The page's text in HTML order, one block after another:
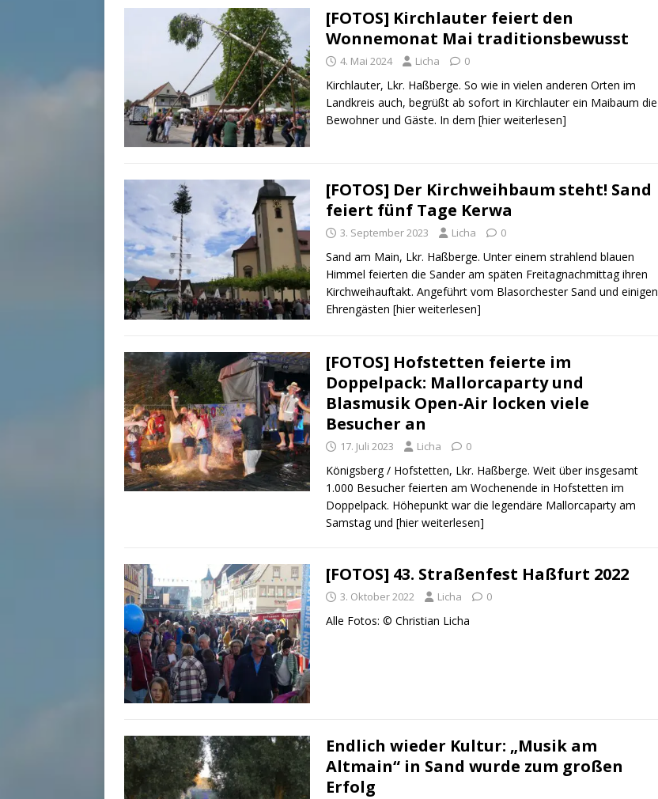
[FOTOS] Kirchlauter feiert den
Wonnemonat Mai traditionsbewusst
4. Mai 2024 Licha 0
Kirchlauter, Lkr. Haßberge. So wie in vielen anderen Orten im
Landkreis auch, begrüßt ab sofort in Kirchlauter ein Maibaum die
Bewohner und Gäste. In dem [hier weiterlesen]
[FOTOS] Der Kirchweihbaum steht! Sand
feiert fünf Tage Kerwa
3. September 2023 Licha 0
Sand am Main, Lkr. Haßberge. Unter einem strahlend blauen
Himmel feierten die Sander am späten Freitagnachmittag ihren
Kirchweihauftakt. Angeführt vom Blasorchester Sand und einigen
Ehrengästen [hier weiterlesen]
[FOTOS] Hofstetten feierte im
Doppelpack: Mallorcaparty und
Blasmusik Open-Air locken viele
Besucher an
17. Juli 2023 Licha 0
Königsberg / Hofstetten, Lkr. Haßberge. Weit über insgesamt
1.000 Besucher feierten am Wochenende in Hofstetten im
Doppelpack. Höhepunkt war die legendäre Mallorcaparty am
Samstag und [hier weiterlesen]
[FOTOS] 43. Straßenfest Haßfurt 2022
3. Oktober 2022 Licha 0
Alle Fotos: © Christian Licha
Endlich wieder Kultur: „Musik am
Altmain“ in Sand wurde zum großen
Erfolg